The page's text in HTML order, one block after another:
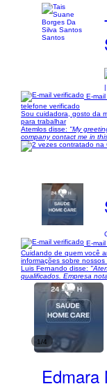
|
E-
telefone verificado
Sou cuidadora, gosto da
para trabalhar
Atemlos disse: "My
company contact me in
E-
Cuidando de quem você
informações sobre
Luis Fernando disse:
qualificados. Empresa
1/4
Edmara